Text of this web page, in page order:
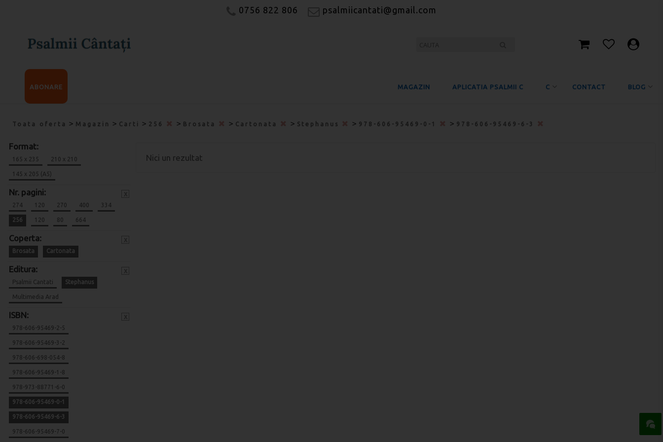
0756 822 806 psalmiicantati@gmail.com
MAGAZIN APLICATIA PSALMII C C CONTACT BLOG
ABONARE
Toata oferta > Magazin > Carti > 256 > Brosata > Cartonata > Stephanus > 978-606-95469-0-1 > 978-606-95469-6-3
Format:
165 x 235 210 x 210
145 x 205 (A5)
Nr. pagini:
274 120 270 400 334
256 120 80 664
Coperta:
Brosata Cartonata
Editura:
Psalmii Cantati Stephanus
Multimedia Arad
ISBN:
978-606-95469-2-5
978-606-95469-3-2
978-606-698-054-8
978-606-95469-1-8
978-973-88771-6-0
978-606-95469-0-1
978-606-95469-6-3
978-606-95469-7-0
Nici un rezultat